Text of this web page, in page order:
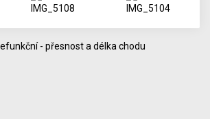
- přesnost a délka chodu